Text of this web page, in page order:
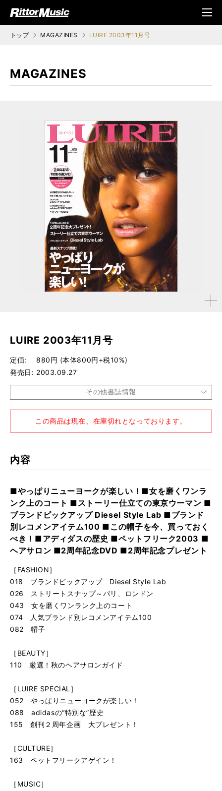
ジック (Rittor Musi
メニ
ュ
トップ MAGAZINES LUIRE 2003年11月号
MAGAZINES
拡大す
LUIRE 2003年11月号
定価
880円 (本体800円+税10%)
発売日
2003.09.27
その他書誌情報
雑誌
この商品は現在、在庫切れとなっております。
内容
■やっぱりニューヨークが楽しい！■女を磨くワンラ
ンク上のコート ■ストーリー仕立ての東京ウーマン ■
ブランドピックアップ Diesel Style Lab ■ブランド
別レコメンアイテム100 ■この帽子を今、買っておく
べき！■アディダスの歴史 ■ペットフリーク2003 ■
ヘアサロン ■2周年記念DVD ■2周年記念プレゼント
［FASHION］
018 ブランドピックアップ Diesel Style Lab
026 ストリートスナップ～パリ、ロンドン
043 女を磨くワンランク上のコート
074 人気ブランド別レコメンアイテム100
082 帽子
［BEAUTY］
110 厳選！秋のヘアサロンガイド
［LUIRE SPECIAL］
052 やっぱりニューヨークが楽しい！
088 adidasの“特別な”歴史
155 創刊２周年企画 大プレゼント！
［CULTURE］
163 ペットフリークアゲイン！
［MUSIC］